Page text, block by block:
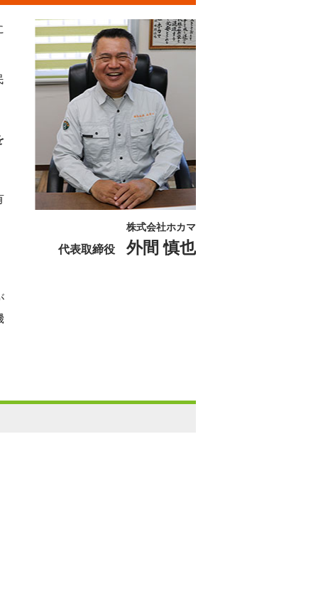
株式会社ホカマ
代表取締役 外間 慎也